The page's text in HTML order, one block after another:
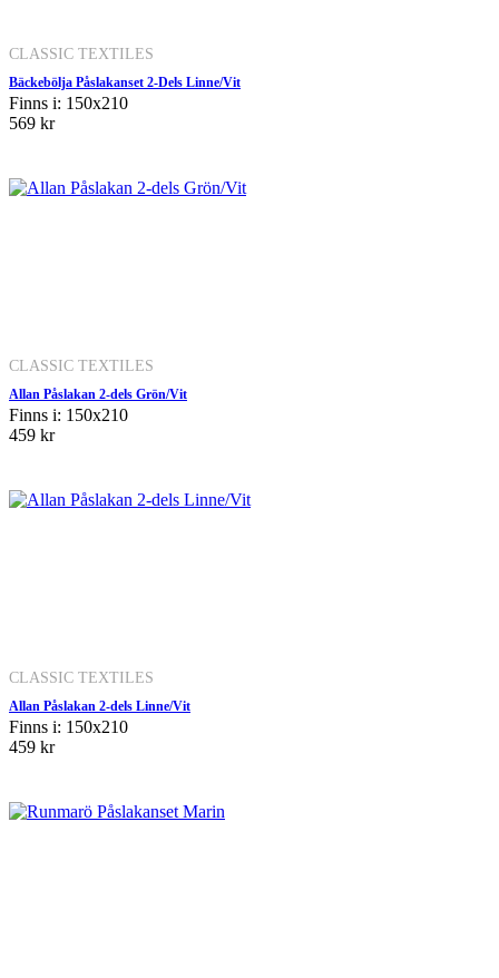
CLASSIC TEXTILES
Bäckebölja Påslakanset 2-Dels Linne/Vit
Finns i: 150x210
569 kr
CLASSIC TEXTILES
Allan Påslakan 2-dels Grön/Vit
Finns i: 150x210
459 kr
CLASSIC TEXTILES
Allan Påslakan 2-dels Linne/Vit
Finns i: 150x210
459 kr